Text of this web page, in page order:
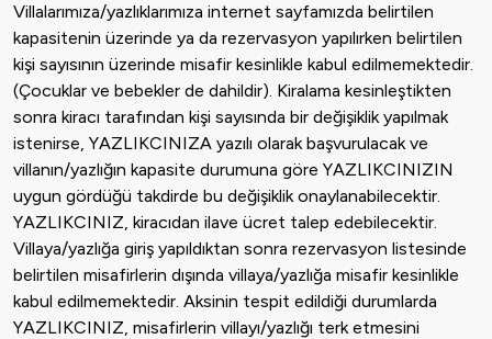
Villalarımıza/yazlıklarımıza internet sayfamızda belirtilen
kapasitenin üzerinde ya da rezervasyon yapılırken belirtilen
kişi sayısının üzerinde misafir kesinlikle kabul edilmemektedir.
(Çocuklar ve bebekler de dahildir). Kiralama kesinleştikten
sonra kiracı tarafından kişi sayısında bir değişiklik yapılmak
istenirse, YAZLIKCINIZA yazılı olarak başvurulacak ve
villanın/yazlığın kapasite durumuna göre YAZLIKCINIZIN
uygun gördüğü takdirde bu değişiklik onaylanabilecektir.
YAZLIKCINIZ, kiracıdan ilave ücret talep edebilecektir.
Villaya/yazlığa giriş yapıldıktan sonra rezervasyon listesinde
belirtilen misafirlerin dışında villaya/yazlığa misafir kesinlikle
kabul edilmemektedir. Aksinin tespit edildiği durumlarda
YAZLIKCINIZ, misafirlerin villayı/yazlığı terk etmesini